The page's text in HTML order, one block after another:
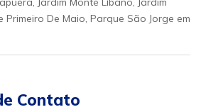
De Maio, Parque São Jorge em
Contato